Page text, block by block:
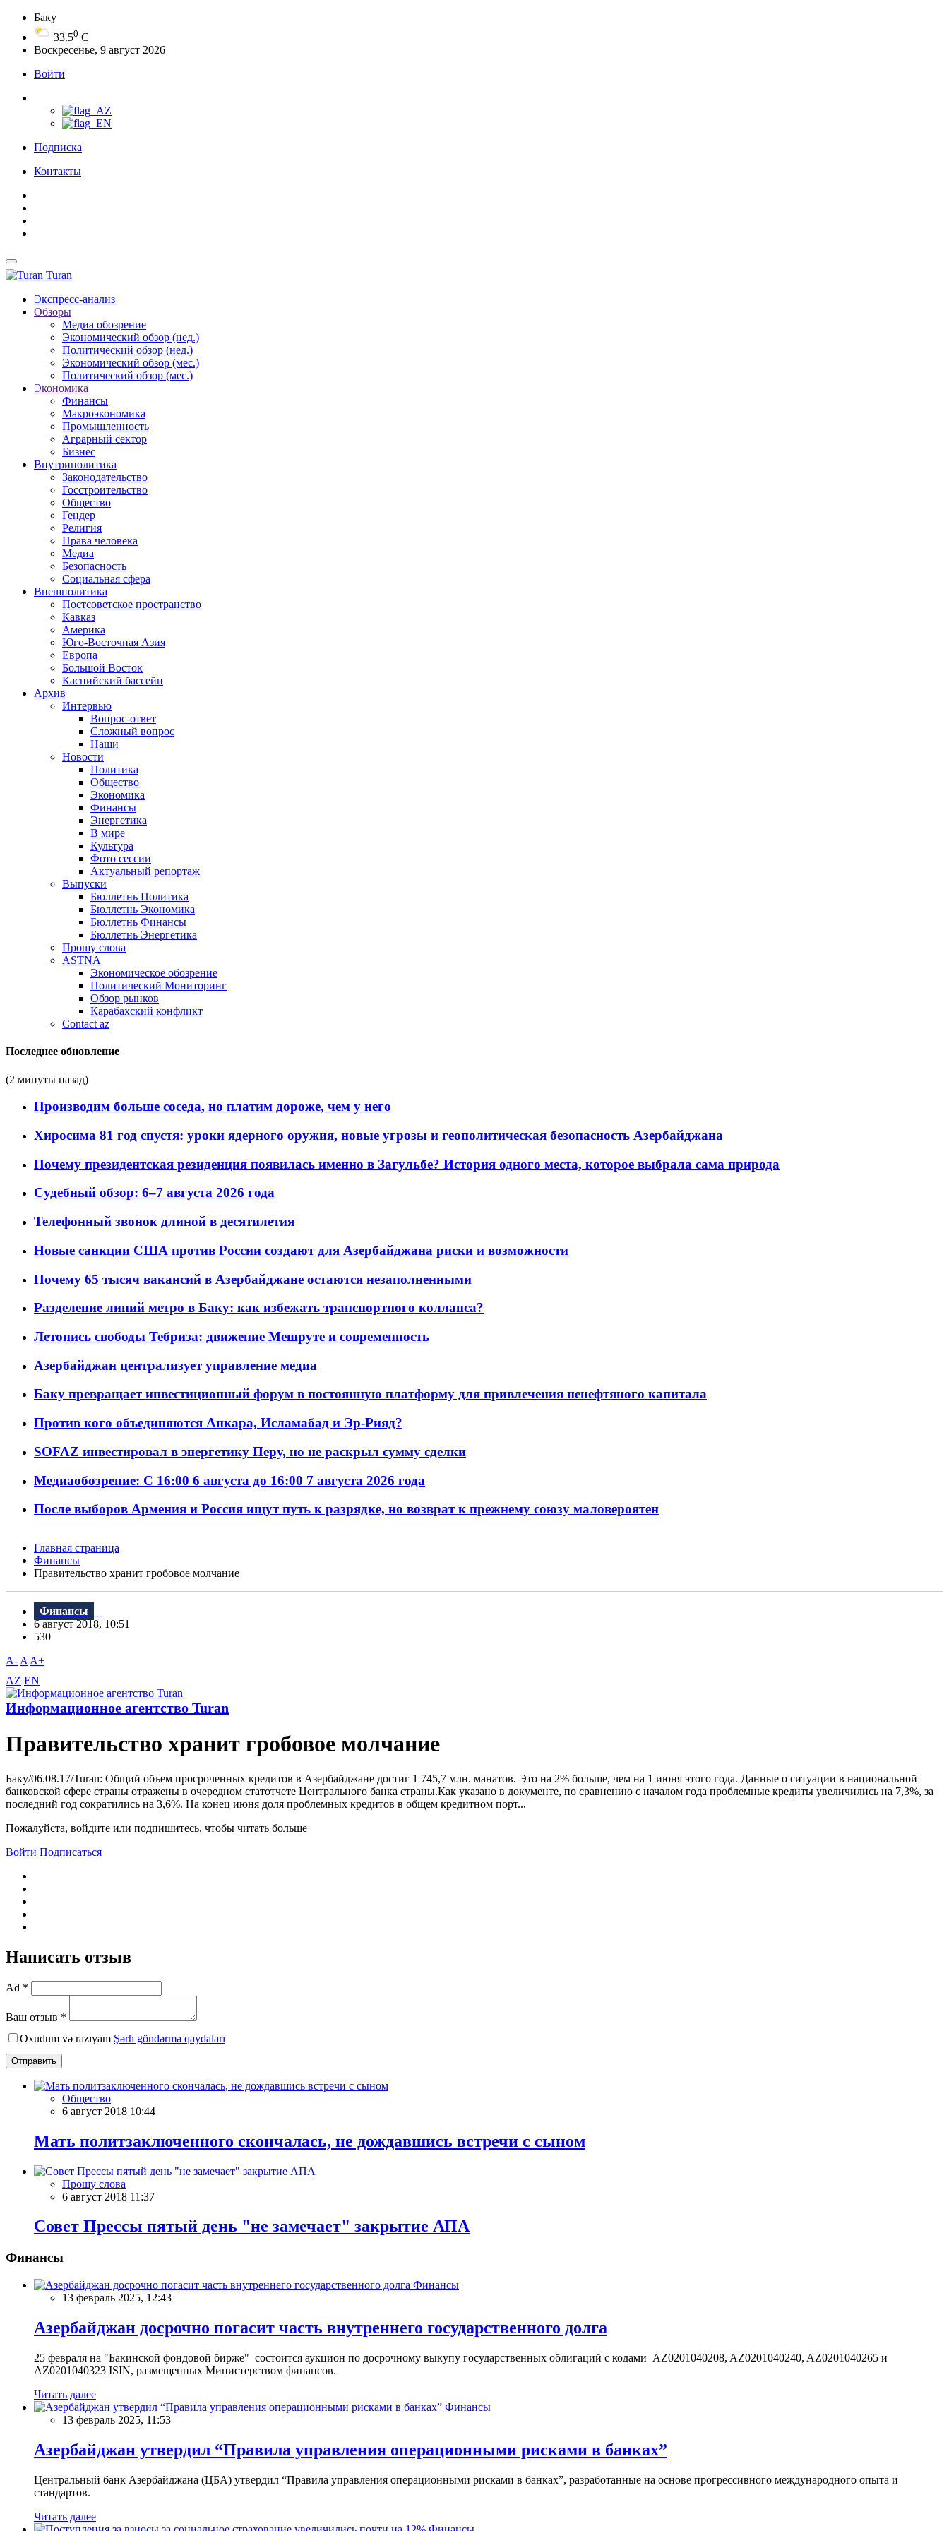
Баку
33.50 C
Воскресенье, 9 август 2026
Войти
Подписка
Контакты
Turan
Экспресс-анализ
Обзоры
Медиа обозрение
Экономический обзор (нед.)
Политический обзор (нед.)
Экономический обзор (мес.)
Политический обзор (мес.)
Экономика
Финансы
Макроэкономика
Промышленность
Аграрный сектор
Бизнес
Внутриполитика
Законодательство
Госстроительство
Общество
Гендер
Религия
Права человека
Медиа
Безопасность
Социальная сфера
Внешполитика
Постсоветское пространство
Кавказ
Америка
Юго-Восточная Азия
Европа
Большой Восток
Каспийский бассейн
Архив
Интервью
Вопрос-ответ
Сложный вопрос
Наши
Новости
Политика
Общество
Экономика
Финансы
Энергетика
В мире
Культура
Фото сессии
Актуальный репортаж
Выпуски
Бюллетнь Политика
Бюллетнь Экономика
Бюллетнь Финансы
Бюллетнь Энергетика
Прошу слова
ASTNA
Экономическое обозрение
Политический Мониторинг
Обзор рынков
Карабахский конфликт
Contact az
Последнее обновление
(2 минуты назад)
Производим больше соседа, но платим дороже, чем у него
Хиросима 81 год спустя: уроки ядерного оружия, новые угрозы и геополитическая безопасность Азербайджана
Почему президентская резиденция появилась именно в Загульбе? История одного места, которое выбрала сама природа
Судебный обзор: 6–7 августа 2026 года
Телефонный звонок длиной в десятилетия
Новые санкции США против России создают для Азербайджана риски и возможности
Почему 65 тысяч вакансий в Азербайджане остаются незаполненными
Разделение линий метро в Баку: как избежать транспортного коллапса?
Летопись свободы Тебриза: движение Мешруте и современность
Азербайджан централизует управление медиа
Баку превращает инвестиционный форум в постоянную платформу для привлечения ненефтяного капитала
Против кого объединяются Анкара, Исламабад и Эр-Рияд?
SOFAZ инвестировал в энергетику Перу, но не раскрыл сумму сделки
Медиаобозрение: С 16:00 6 августа до 16:00 7 августа 2026 года
После выборов Армения и Россия ищут путь к разрядке, но возврат к прежнему союзу маловероятен
Главная страница
Финансы
Правительство хранит гробовое молчание
Финансы
6 август 2018, 10:51
530
A- A A+
AZ EN
Информационное агентство Turan
Правительство хранит гробовое молчание
Баку/06.08.17/Turan: Общий объем просроченных кредитов в Азербайджане достиг 1 745,7 млн. манатов. Это на 2% больше, чем на 1 июня этого года. Данные о ситуации в национальной
банковской сфере страны отражены в очередном статотчете Центрального банка страны.Как указано в документе, по сравнению с началом года проблемные кредиты увеличились на 7,3%, за
последний год сократились на 3,6%. На конец июня доля проблемных кредитов в общем кредитном порт...
Пожалуйста, войдите или подпишитесь, чтобы читать больше
Войти Подписаться
Написать отзыв
Ad *
Ваш отзыв *
Oxudum və razıyam Şərh göndərmə qaydaları
Отправить
Общество
6 август 2018 10:44
Мать политзаключенного скончалась, не дождавшись встречи с сыном
Прошу слова
6 август 2018 11:37
Совет Прессы пятый день "не замечает" закрытие АПА
Финансы
Финансы
13 февраль 2025, 12:43
Азербайджан досрочно погасит часть внутреннего государственного долга
25 февраля на "Бакинской фондовой бирже" состоится аукцион по досрочному выкупу государственных облигаций с кодами AZ0201040208, AZ0201040240, AZ0201040265 и
AZ0201040323 ISIN, размещенных Министерством финансов.
Читать далее
Финансы
13 февраль 2025, 11:53
Азербайджан утвердил “Правила управления операционными рисками в банках”
Центральный банк Азербайджана (ЦБА) утвердил “Правила управления операционными рисками в банках”, разработанные на основе прогрессивного международного опыта и
стандартов.
Читать далее